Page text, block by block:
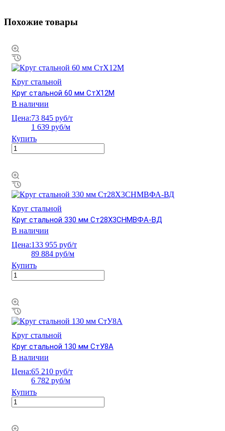
Похожие товары
Круг стальной
Круг стальной 60 мм СтХ12М
В наличии
Цена:73 845 руб/т
1 639 руб/м
Купить
Круг стальной
Круг стальной 330 мм Ст28Х3СНМВФА-ВД
В наличии
Цена:133 955 руб/т
89 884 руб/м
Купить
Круг стальной
Круг стальной 130 мм СтУ8А
В наличии
Цена:65 210 руб/т
6 782 руб/м
Купить